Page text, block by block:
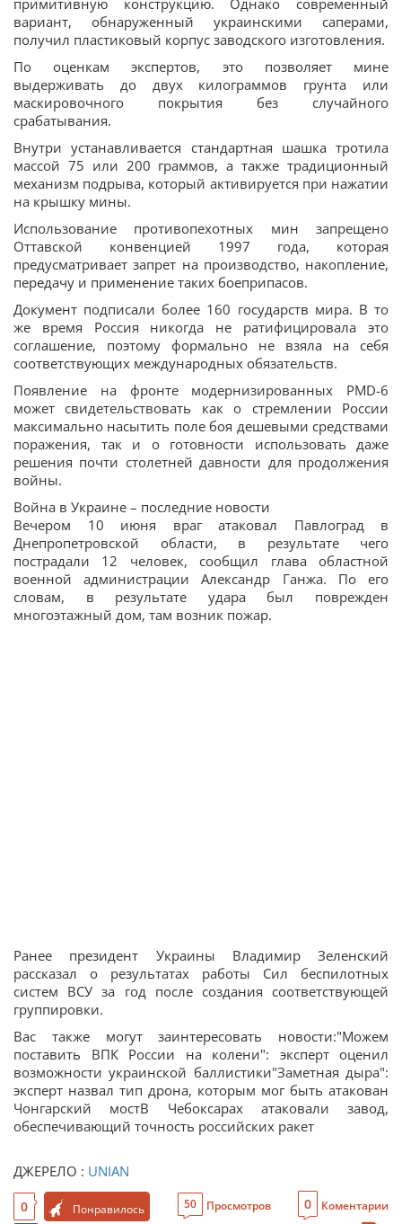
примитивную конструкцию. Однако современный
вариант, обнаруженный украинскими саперами,
получил пластиковый корпус заводского изготовления.
По оценкам экспертов, это позволяет мине
выдерживать до двух килограммов грунта или
маскировочного покрытия без случайного
срабатывания.
Внутри устанавливается стандартная шашка тротила
массой 75 или 200 граммов, а также традиционный
механизм подрыва, который активируется при нажатии
на крышку мины.
Использование противопехотных мин запрещено
Оттавской конвенцией 1997 года, которая
предусматривает запрет на производство, накопление,
передачу и применение таких боеприпасов.
Документ подписали более 160 государств мира. В то
же время Россия никогда не ратифицировала это
соглашение, поэтому формально не взяла на себя
соответствующих международных обязательств.
Появление на фронте модернизированных PMD-6
может свидетельствовать как о стремлении России
максимально насытить поле боя дешевыми средствами
поражения, так и о готовности использовать даже
решения почти столетней давности для продолжения
войны.
Война в Украине – последние новости
Вечером 10 июня враг атаковал Павлоград в
Днепропетровской области, в результате чего
пострадали 12 человек, сообщил глава областной
военной администрации Александр Ганжа. По его
словам, в результате удара был поврежден
многоэтажный дом, там возник пожар.
Ранее президент Украины Владимир Зеленский
рассказал о результатах работы Сил беспилотных
систем ВСУ за год после создания соответствующей
группировки.
Вас также могут заинтересовать новости:"Можем
поставить ВПК России на колени": эксперт оценил
возможности украинской баллистики"Заметная дыра":
эксперт назвал тип дрона, которым мог быть атакован
Чонгарский мостВ Чебоксарах атаковали завод,
обеспечивающий точность российских ракет
ДЖЕРЕЛО : UNIAN
0 Понравилось 50 Просмотров 0 Коментарии